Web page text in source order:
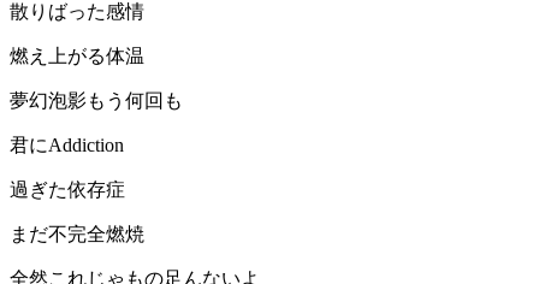
散りばった感情
燃え上がる体温
夢幻泡影もう何回も
君にAddiction
過ぎた依存症
まだ不完全燃焼
全然これじゃもの足んないよ